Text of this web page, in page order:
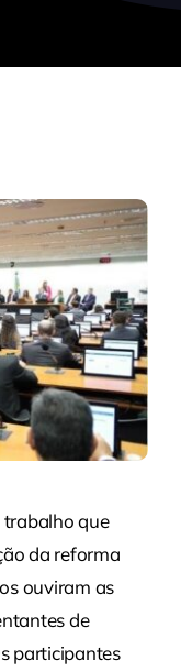
trabalho que
da reforma
ouviram as
de
participantes